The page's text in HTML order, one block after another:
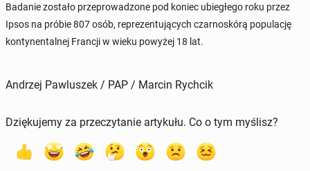
Badanie zostało prze­pro­wa­dzo­ne pod koniec ubie­głe­go roku przez
Ipsos na próbie 807 osób, re­pre­zen­tu­ją­cych czar­no­skó­rą po­pu­la­cję
kon­ty­nen­tal­nej Francji w wieku powyżej 18 lat.
Andrzej Pawluszek / PAP / Marcin Rychcik
Dziękujemy za przeczytanie artykułu. Co o tym myślisz?